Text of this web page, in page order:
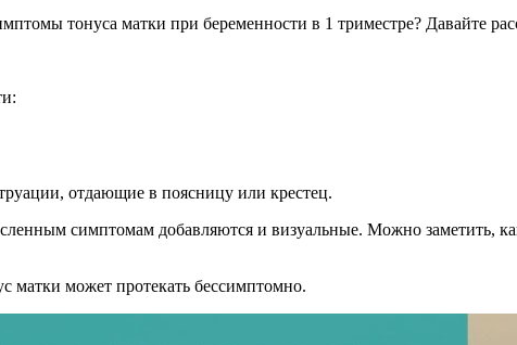
тонуса матки при беременности в 1 триместре? Давайте
отдающие в поясницу или крестец.
симптомам добавляются и визуальные. Можно заметить,
матки может протекать бессимптомно.